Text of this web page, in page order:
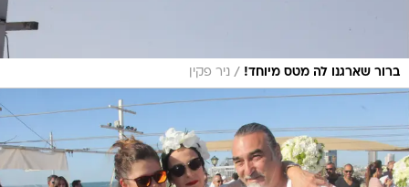
ברור שארגנו לה מטס מיוחד! / ניר פקין